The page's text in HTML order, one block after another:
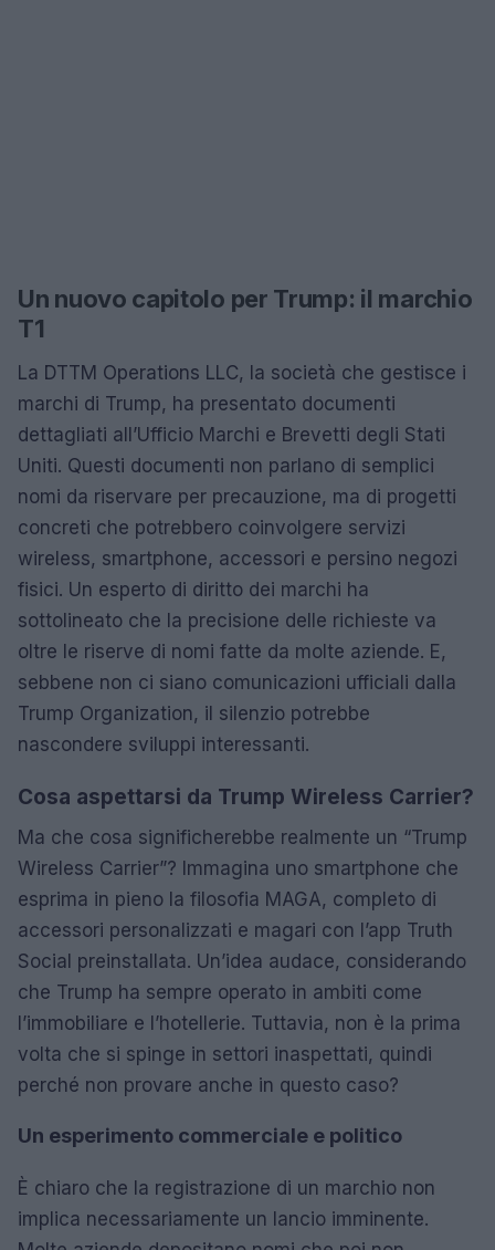
Un nuovo capitolo per Trump: il marchio
T1
La DTTM Operations LLC, la società che gestisce i
marchi di Trump, ha presentato documenti
dettagliati all’Ufficio Marchi e Brevetti degli Stati
Uniti. Questi documenti non parlano di semplici
nomi da riservare per precauzione, ma di progetti
concreti che potrebbero coinvolgere servizi
wireless, smartphone, accessori e persino negozi
fisici. Un esperto di diritto dei marchi ha
sottolineato che la precisione delle richieste va
oltre le riserve di nomi fatte da molte aziende. E,
sebbene non ci siano comunicazioni ufficiali dalla
Trump Organization, il silenzio potrebbe
nascondere sviluppi interessanti.
Cosa aspettarsi da Trump Wireless Carrier?
Ma che cosa significherebbe realmente un “Trump
Wireless Carrier”? Immagina uno smartphone che
esprima in pieno la filosofia MAGA, completo di
accessori personalizzati e magari con l’app Truth
Social preinstallata. Un’idea audace, considerando
che Trump ha sempre operato in ambiti come
l’immobiliare e l’hotellerie. Tuttavia, non è la prima
volta che si spinge in settori inaspettati, quindi
perché non provare anche in questo caso?
Un esperimento commerciale e politico
È chiaro che la registrazione di un marchio non
implica necessariamente un lancio imminente.